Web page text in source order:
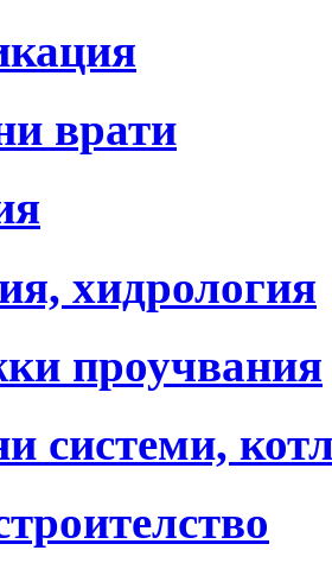
врати
хидрология
проучвания
системи,